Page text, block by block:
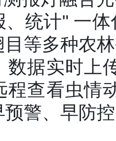
、统计" 一
目等多种农
数据实时上
程查看虫情
警、早防